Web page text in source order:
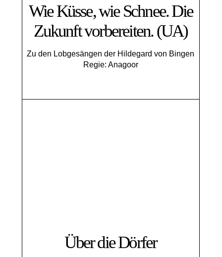
Wie Küsse, wie Schnee. Die
Zukunft vorbereiten. (UA)
Zu den Lobgesängen der Hildegard von Bingen
Regie: Anagoor
Über die Dörfer